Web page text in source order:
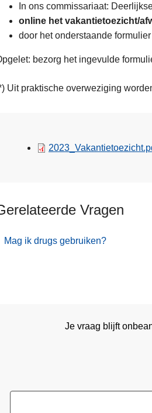
In ons commissariaat:
online het vakantietoezicht/
door het onderstaande
bezorg het ingevulde
Uit praktische overweziging
Vragen
Mag ik drugs gebruiken?
Je vraag blijft